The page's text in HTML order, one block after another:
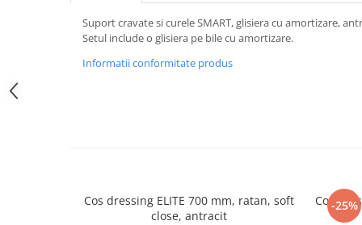
Suport cravate si curele SMART, glisiera cu amortizare,
Setul include o glisiera pe bile cu amortizare.
Informatii conformitate produs
Cos dressing ELITE 700 mm, ratan, soft
close, antracit
-25%
Cos